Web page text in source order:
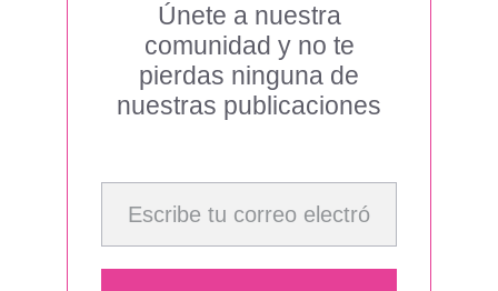
Únete a nuestra
comunidad y no te
pierdas ninguna de
nuestras publicaciones
Escribe tu correo electrónico…